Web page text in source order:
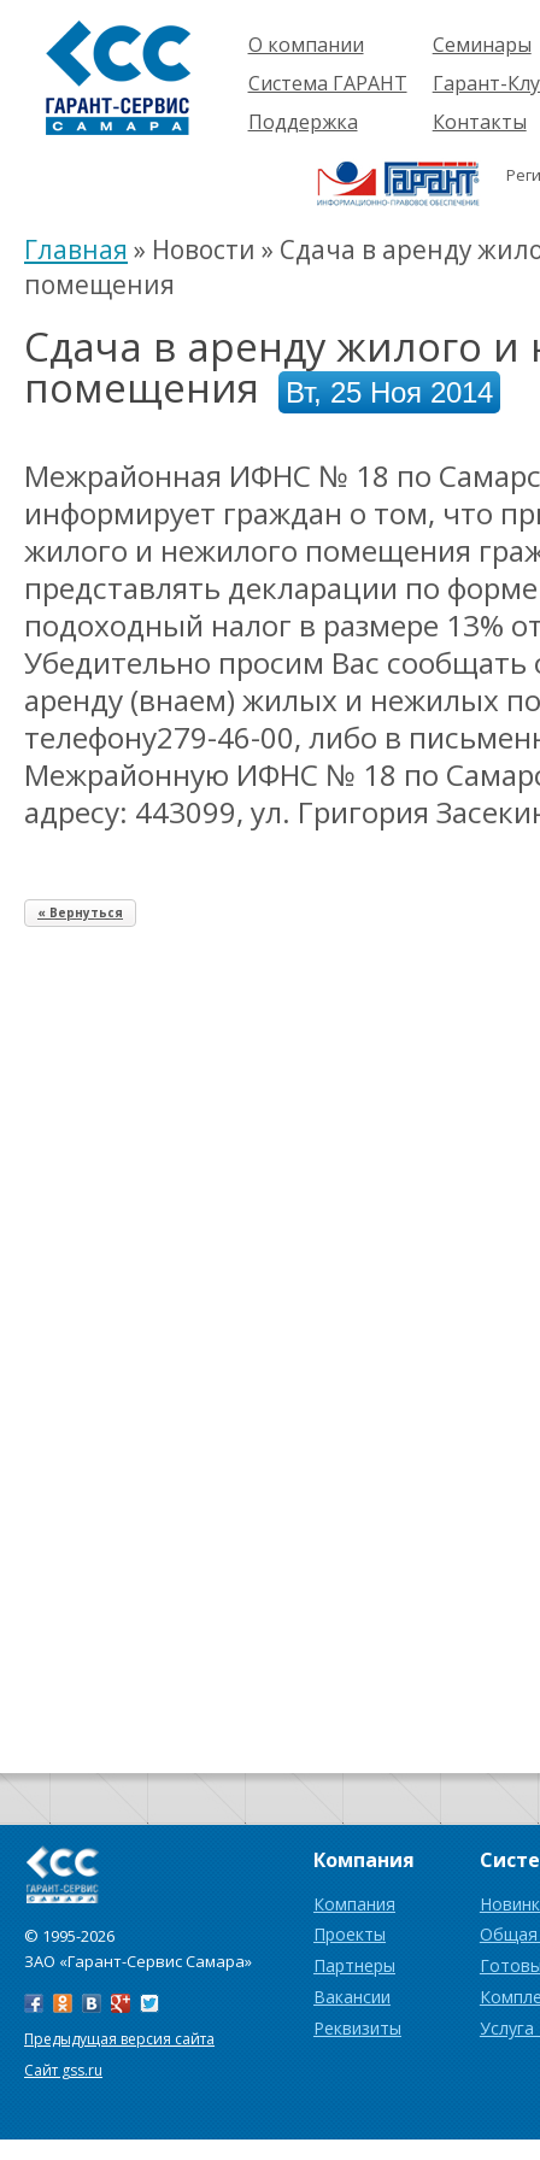
О компании
Компания
Проекты
Партнеры
Вакансии
Реквизиты
Информация
Система ГАРАНТ
О системе
решения
Комплекты
Новинки
История
Поддержка
Пользователям
Будущим
пользователям
Семинары
Об услуге
семинары
Гарант-
Контакты
Главная » Новости » Сдача в аренду
помещения
Сдача в аренду жилого и
помещения Вт, 25 Ноя 2014
Межрайонная ИФНС № 18 по
информирует граждан о том, что
жилого и нежилого помещения
представлять декларации по
подоходный налог в размере 13%
Убедительно просим Вас сообщать
аренду (внаем) жилых и нежилых
телефону279-46-00, либо в
Межрайонную ИФНС № 18 по
адресу: 443099, ул. Григория
« Вернуться
© 1995-2026
ЗАО «Гарант-Сервис Самара»
Предыдущая версия сайта
Сайт gss.ru
Компания
Компания
Проекты
Партнеры
Вакансии
Реквизиты
Общая